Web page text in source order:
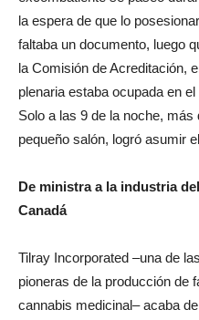
la espera de que lo
faltaba un documento, luego
la Comisión de Acreditación,
plenaria estaba ocupada en
Solo a las 9 de la noche,
pequeño salón, logró asumir
De ministra a la industria
Canadá
Tilray Incorporated –una de
pioneras de la producción de
cannabis medicinal– acaba